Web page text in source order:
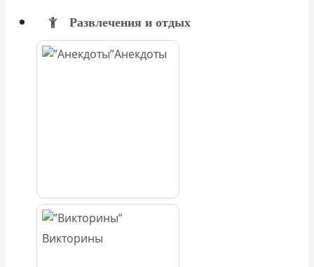
Развлечения и отдых
Анекдоты
Викторины